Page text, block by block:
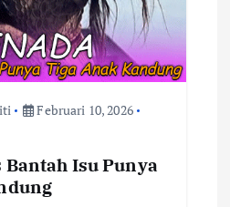
Februari 10, 2026
Bantah Isu Punya